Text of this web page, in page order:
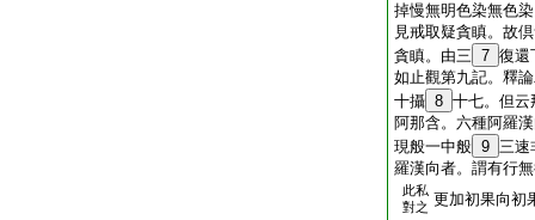
掉慢無明色染無色
見戒取疑貪瞋。故
貪瞋。由三 7 復還
如止觀第九記。釋
十攝 8 十七。但云
阿那含。六種阿羅
現般一中般 9 三速
羅漢向者。謂有行
此私
對之 更加初果向初